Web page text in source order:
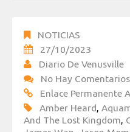
NOTICIAS
27/10/2023
Diario De Venusville
No Hay Comentarios
Enlace Permanente
Amber Heard
And The Lost Kingdom